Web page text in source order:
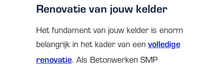
Renovatie van jouw kelder
Het fundament van jouw kelder is enorm
belangrijk in het kader van een volledige
renovatie. Als Betonwerken SMP